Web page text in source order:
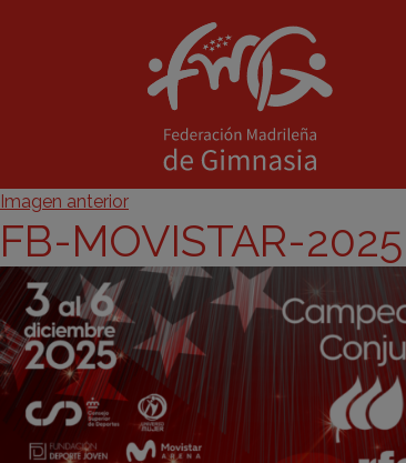
Imagen anterior
FB-MOVISTAR-2025